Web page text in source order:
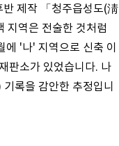
제작 「청주읍성도(淸
지역은 전술한 것처럼
'나' 지역으로 신축 이
판소가 있었습니다. 나
록을 감안한 추정입니